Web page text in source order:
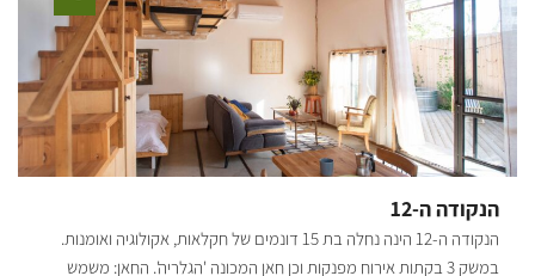
הנקודה ה-12
הנקודה ה-12 הינה נחלה בת 15 דונמים של חקלאות, אקולוגיה ואומנות.
במשק 3 בקתות אירוח מפנקות וכן חאן המכונה 'הגלריה'. החאן: משמש